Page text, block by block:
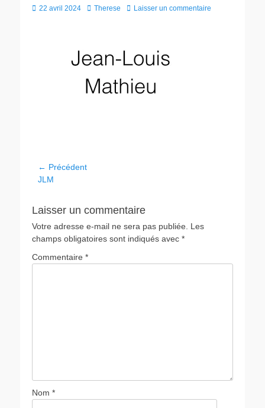
22 avril 2024 Therese Laisser un commentaire
← Précédent
JLM
Laisser un commentaire
Votre adresse e-mail ne sera pas publiée.
Les
champs obligatoires sont indiqués avec *
Commentaire *
Nom *